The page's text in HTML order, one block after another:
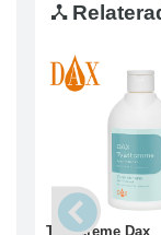
Tvättcreme Dax